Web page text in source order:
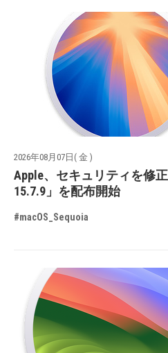
2026年08月07日( 金 )
Apple、セキュリティを修
15.7.9」を配布開始
#macOS_Sequoia